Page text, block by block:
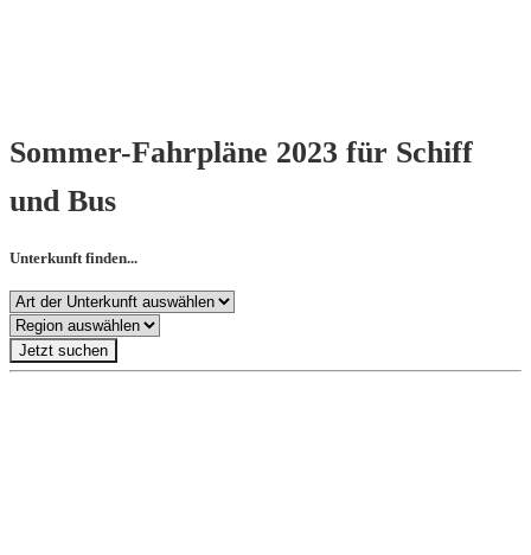
Sommer-Fahrpläne 2023 für Schiff
und Bus
Unterkunft finden...
Jetzt suchen